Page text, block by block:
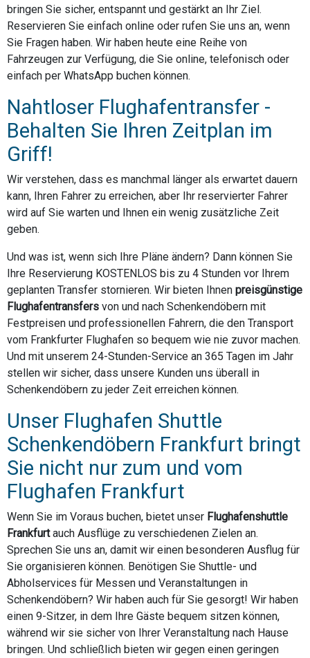
bringen Sie sicher, entspannt und gestärkt an Ihr Ziel.
Reservieren Sie einfach online oder rufen Sie uns an, wenn
Sie Fragen haben. Wir haben heute eine Reihe von
Fahrzeugen zur Verfügung, die Sie online, telefonisch oder
einfach per WhatsApp buchen können.
Nahtloser Flughafentransfer -
Behalten Sie Ihren Zeitplan im
Griff!
Wir verstehen, dass es manchmal länger als erwartet dauern
kann, Ihren Fahrer zu erreichen, aber Ihr reservierter Fahrer
wird auf Sie warten und Ihnen ein wenig zusätzliche Zeit
geben.
Und was ist, wenn sich Ihre Pläne ändern? Dann können Sie
Ihre Reservierung KOSTENLOS bis zu 4 Stunden vor Ihrem
geplanten Transfer stornieren. Wir bieten Ihnen preisgünstige
Flughafentransfers von und nach Schenkendöbern mit
Festpreisen und professionellen Fahrern, die den Transport
vom Frankfurter Flughafen so bequem wie nie zuvor machen.
Und mit unserem 24-Stunden-Service an 365 Tagen im Jahr
stellen wir sicher, dass unsere Kunden uns überall in
Schenkendöbern zu jeder Zeit erreichen können.
Unser Flughafen Shuttle
Schenkendöbern Frankfurt bringt
Sie nicht nur zum und vom
Flughafen Frankfurt
Wenn Sie im Voraus buchen, bietet unser Flughafenshuttle
Frankfurtauch Ausflüge zu verschiedenen Zielen an.
Sprechen Sie uns an, damit wir einen besonderen Ausflug für
Sie organisieren können. Benötigen Sie Shuttle- und
Abholservices für Messen und Veranstaltungen in
Schenkendöbern? Wir haben auch für Sie gesorgt! Wir haben
einen 9-Sitzer, in dem Ihre Gäste bequem sitzen können,
während wir sie sicher von Ihrer Veranstaltung nach Hause
bringen. Und schließlich bieten wir gegen einen geringen